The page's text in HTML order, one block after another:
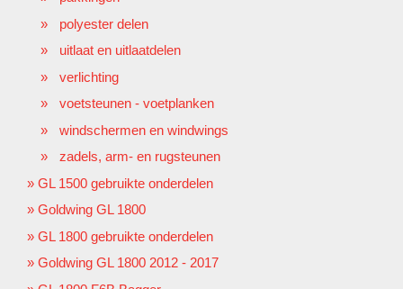
polyester delen
uitlaat en uitlaatdelen
verlichting
voetsteunen - voetplanken
windschermen en windwings
zadels, arm- en rugsteunen
GL 1500 gebruikte onderdelen
Goldwing GL 1800
GL 1800 gebruikte onderdelen
Goldwing GL 1800 2012 - 2017